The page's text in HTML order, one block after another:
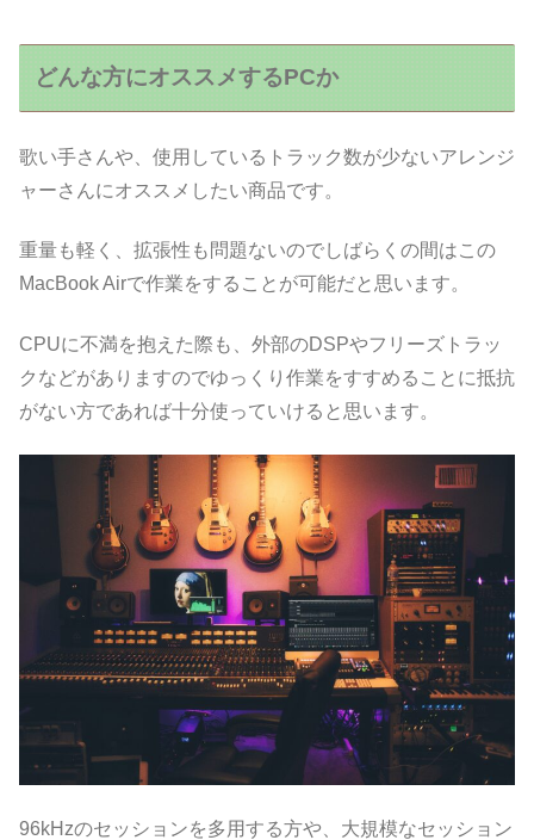
どんな方にオススメするPCか
歌い手さんや、使用しているトラック数が少ないアレンジ
ャーさんにオススメしたい商品です。
重量も軽く、拡張性も問題ないのでしばらくの間はこの
MacBook Airで作業をすることが可能だと思います。
CPUに不満を抱えた際も、外部のDSPやフリーズトラッ
クなどがありますのでゆっくり作業をすすめることに抵抗
がない方であれば十分使っていけると思います。
96kHzのセッションを多用する方や、大規模なセッション